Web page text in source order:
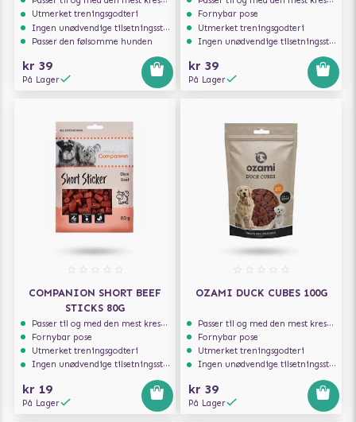
Utmerket treningsgodteri
Ingen unødvendige tilsetningsstoffer
Passer den følsomme hunden
kr 39
På Lager
Fornybar pose
Utmerket treningsgodteri
Ingen unødvendige tilsetningsstoffer
kr 39
På Lager
COMPANION SHORT BEEF
STICKS 80G
Passer til og med den mest kresne hunden
Fornybar pose
Utmerket treningsgodteri
Ingen unødvendige tilsetningsstoffer
kr 19
På Lager
OZAMI DUCK CUBES 100G
Passer til og med den mest kresne hunden
Fornybar pose
Utmerket treningsgodteri
Ingen unødvendige tilsetningsstoffer
kr 39
På Lager